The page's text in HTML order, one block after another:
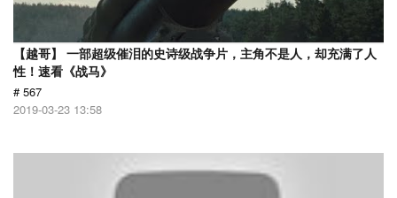
【越哥】 一部超级催泪的史诗级战争片，主角不是人，却充满了人
性！速看《战马》
# 567
2019-03-23 13:58